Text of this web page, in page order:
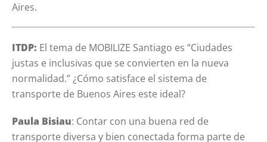
Aires.
ITDP: El tema de MOBILIZE Santiago es “Ciudades
justas e inclusivas que se convierten en la nueva
normalidad.” ¿Cómo satisface el sistema de
transporte de Buenos Aires este ideal?
Paula Bisiau: Contar con una buena red de
transporte diversa y bien conectada forma parte de